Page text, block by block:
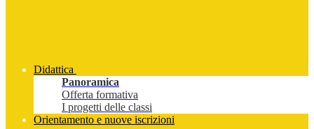
Didattica
Panoramica
Offerta formativa
I progetti delle classi
Orientamento e nuove iscrizioni